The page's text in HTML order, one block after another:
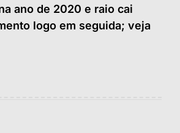
ano de 2020 e raio cai
logo em seguida; veja